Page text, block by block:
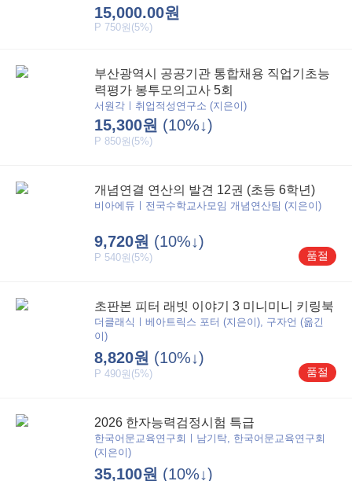
15,000.00원
P 750원(5%)
부산광역시 공공기관 통합채용 직업기초능
력평가 봉투모의고사 5회
서원각ㅣ취업적성연구소 (지은이)
15,300원 (10%↓)
P 850원(5%)
개념연결 연산의 발견 12권 (초등 6학년)
비아에듀ㅣ전국수학교사모임 개념연산팀 (지은이)
9,720원 (10%↓)
P 540원(5%) 품절
초판본 피터 래빗 이야기 3 미니미니 키링북
더클래식ㅣ베아트릭스 포터 (지은이), 구자언 (옮긴
이)
8,820원 (10%↓)
P 490원(5%) 품절
2026 한자능력검정시험 특급
한국어문교육연구회ㅣ남기탁, 한국어문교육연구회
(지은이)
35,100원 (10%↓)